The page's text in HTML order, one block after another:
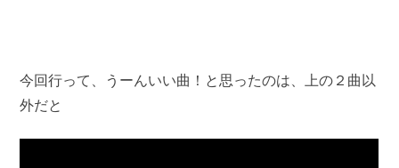
今回行って、うーんいい曲！と思ったのは、上の２曲以
外だと